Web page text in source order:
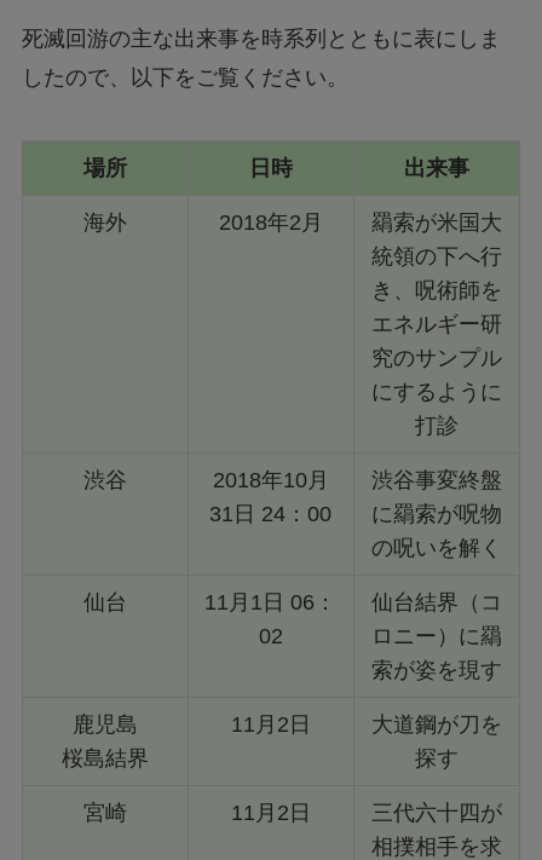
死滅回游の主な出来事を時系列とともに表にしま
したので、以下をご覧ください。
場所 日時 出来事
海外 2018年2月
羂索が米国大
統領の下へ行
き、呪術師を
エネルギー研
究のサンプル
にするように
打診
渋谷
2018年10月
31日 24：00
渋谷事変終盤
に羂索が呪物
の呪いを解く
仙台
11月1日 06：
02
仙台結界（コ
ロニー）に羂
索が姿を現す
鹿児島
桜島結界
11月2日
大道鋼が刀を
探す
宮崎 11月2日
三代六十四が
相撲相手を求